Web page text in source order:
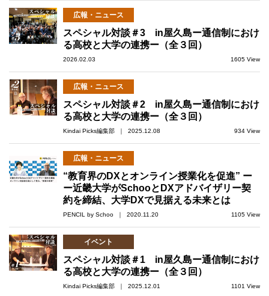
広報・ニュース
スペシャル対談＃3 in屋久島ー通信制におけ
る高校と大学の連携ー（全３回）
2026.02.03 1605 View
広報・ニュース
スペシャル対談＃2 in屋久島ー通信制におけ
る高校と大学の連携ー（全３回）
Kindai Picks編集部 ｜ 2025.12.08 934 View
広報・ニュース
“教育界のDXとオンライン授業化を促進” ー
ー近畿大学がSchooとDXアドバイザリー契
約を締結、大学DXで見据える未来とは
PENCIL by Schoo ｜ 2020.11.20 1105 View
イベント
スペシャル対談＃1 in屋久島ー通信制におけ
る高校と大学の連携ー（全３回）
Kindai Picks編集部 ｜ 2025.12.01 1101 View